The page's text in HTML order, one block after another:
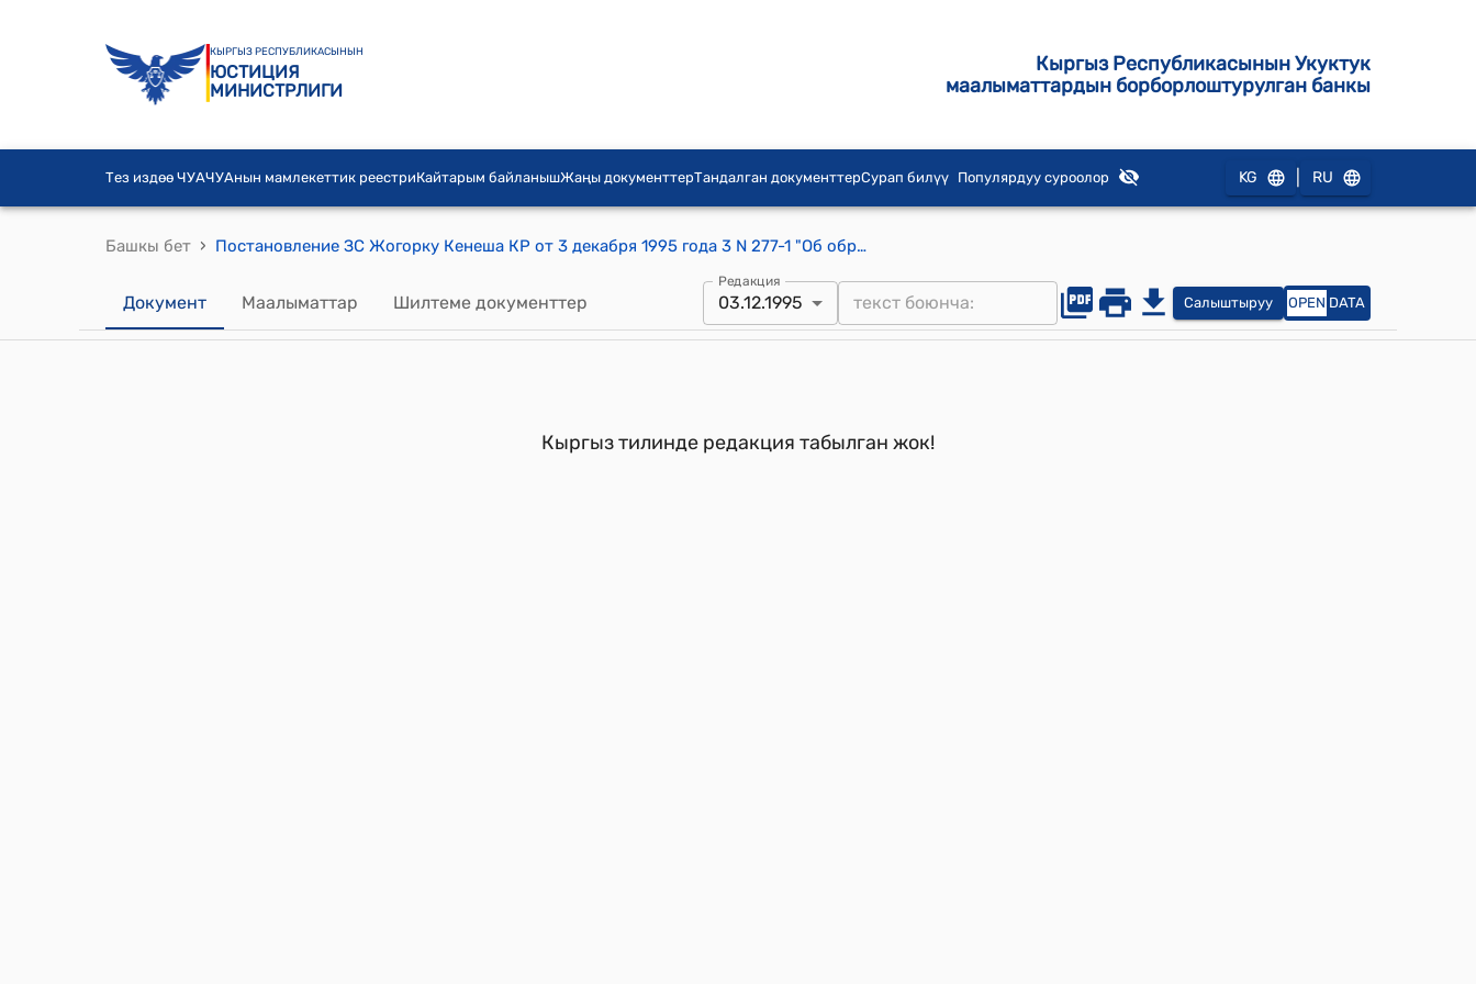
КЫРГЫЗ РЕСПУБЛИКАСЫНЫН
ЮСТИЦИЯ
МИНИСТРЛИГИ
Кыргыз Республикасынын Укуктук
маалыматтардын борборлоштурулган банкы
Тез издөө ЧУАЧУАнын мамлекеттик реестриКайтарым байланышЖаңы документтерТандалган документтерСурап билүү Популярдуу суроолор KG RU
Башкы бет › Постановление ЗС Жогорку Кенеша КР от 3 декабря 1995 года 3 N 277-1 "Об обращении кандидатов в Президенты Кыргызской Республики Текебаева О.Ч., Айбалаева М.М., Тойчубекова Ю.Ж. и группы депутатов Законодательного собрания Жогорку Кенеша Кыргызской Республики"
Документ Маалыматтар Шилтеме документтер
Редакция
03.12.1995 Салыштыруу OPEN DATA
Кыргыз тилинде редакция табылган жок!